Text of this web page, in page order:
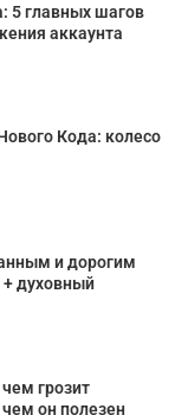
5 главных шагов
аккаунта
Кода: колесо
и дорогим
духовный
грозит
он полезен